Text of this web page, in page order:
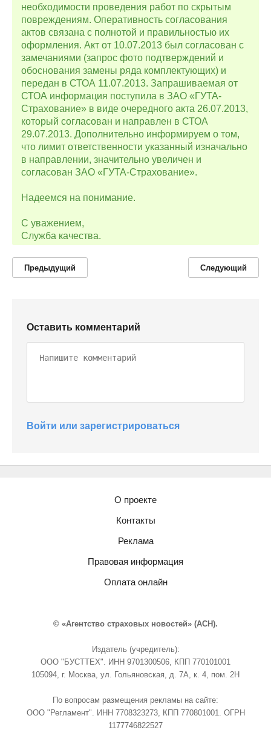
необходимости проведения работ по скрытым
повреждениям. Оперативность согласования
актов связана с полнотой и правильностью их
оформления. Акт от 10.07.2013 был согласован с
замечаниями (запрос фото подтверждений и
обоснования замены ряда комплектующих) и
передан в СТОА 11.07.2013. Запрашиваемая от
СТОА информация поступила в ЗАО «ГУТА-
Страхование» в виде очередного акта 26.07.2013,
который согласован и направлен в СТОА
29.07.2013. Дополнительно информируем о том,
что лимит ответственности указанный изначально
в направлении, значительно увеличен и
согласован ЗАО «ГУТА-Страхование».
Надеемся на понимание.
С уважением,
Служба качества.
Предыдущий Следующий
Оставить комментарий
Войти или зарегистрироваться
О проекте
Контакты
Реклама
Правовая информация
Оплата онлайн
© «Агентство страховых новостей» (АСН).
Издатель (учредитель):
ООО "БУСТТЕХ". ИНН 9701300506, КПП 770101001
105094, г. Москва, ул. Гольяновская, д. 7А, к. 4, пом. 2Н
По вопросам размещения рекламы на сайте:
ООО "Регламент". ИНН 7708323273, КПП 770801001. ОГРН
1177746822527